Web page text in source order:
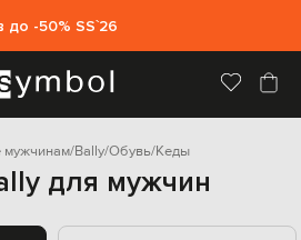
до -50% SS`26
мужчинам Bally Обувь Кеды
для мужчин